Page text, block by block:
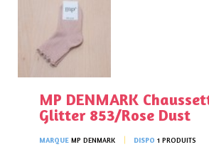
MP DENMARK
Glitter 853/Rose Dust
MARQUE MP DENMARK DISPO 1 PRODUITS